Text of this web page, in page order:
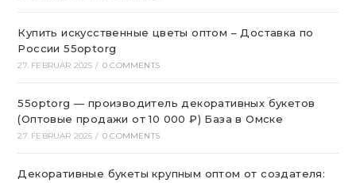
Купить искусственные цветы оптом – Доставка по
России 55optorg
27. FEBRUAR 2025 / 0 COMMENTS
55optorg — производитель декоративных букетов
(Оптовые продажи от 10 000 ₽) База в Омске
27. FEBRUAR 2025 / 0 COMMENTS
Декоративные букеты крупным оптом от создателя: